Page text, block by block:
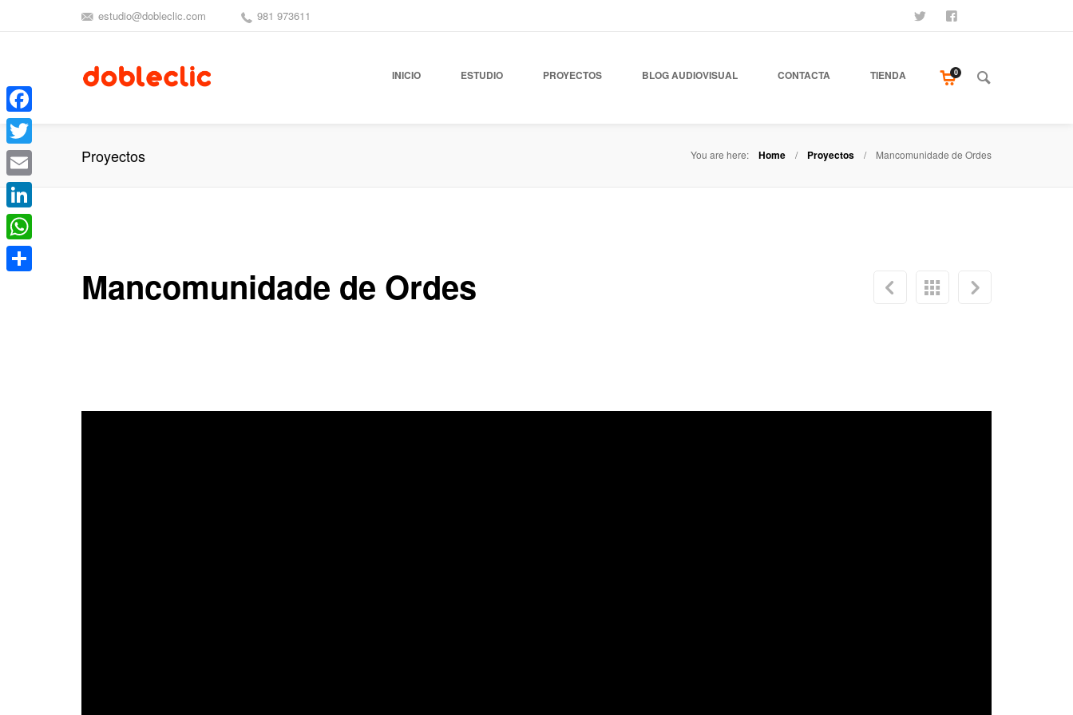
estudio@dobleclic.com 981 973611 SÍGUENOS
INICIO ESTUDIO PROYECTOS BLOG AUDIOVISUAL CONTACTA TIENDA 0
Proyectos You are here: Home Proyectos Mancomunidade de Ordes
Mancomunidade de Ordes
Facebook
Twitter
Email
LinkedIn
WhatsApp